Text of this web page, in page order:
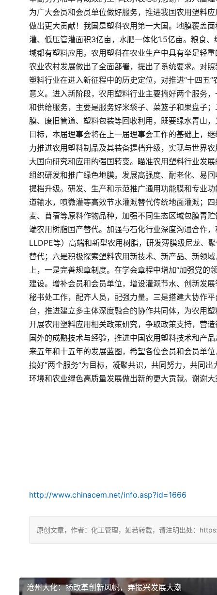
为广大会员和会员单位做好服务，推进我国农用塑料
做出更大贡献！ 我国是塑料农用第一大国。地膜覆盖
灌、低压管灌面积3亿亩，水肥一体化1.5亿亩。粮食
域都有塑料应用。农用塑料在农业生产中具有举足轻
农业农村发展做出了全面部署，提出了系统要求。对
塑料行业在进入新征程中的历史定位，对推进“十四五
意义。 进入新阶段，农用塑料行业主要搞好两个服务
和供给服务，主要是服务好米袋子、菜篮子和果盘子
膜、废旧管道、塑料包装等回收利用，既要绿水青山
目标，本届理事会将在上一届理事会工作的基础上，
力推进农用塑料制品及其装备提档升级，实现与世界
大国向研究和应用的强国转变。瞄准农用塑料行业发
组织研发和推广绿色地膜。发展高强度、耐老化、易
提档升级。研发、生产和示范推广通用功能膜和专业
道输水，喷微灌等高效节水灌溉替代传统地面灌溉；
麦、苜蓿等原料作物品种，加强不同生态区域包膜青
端农用树脂国产替代。加强与石化行业深度沟通合作
LLDPE等）高端和新型农用树脂，研发薄膜级尼龙、
替代； 六是积极探索塑料农用新技术、新产品、新领
上， 一是完善规章制度。在学会章程中增加“加强党的
建设。增补会员和会员单位，增设灌溉节水、创新发
秘书处工作，配齐人员，配强力量。 三是搭建大协作
台，推进建立多主体深度融合的协作共同体，为农用
开展农用塑料应用相关政策研究，争取政策支持，营
国外的成熟技术与经验，推进中国农用塑料技术和产
来五年和十五年的发展蓝图，希望各位会员和会员单
搞好“两个服务”为目标，凝聚共识，共同努力，共同
环境和农业绿色高质量发展做出新的更大贡献。 谢谢大
http://www.chinacem.net/info.asp?id=1666
原创文章，作者：化工管理，如若转载，请注明出处：
沧州大化：扬改革创新风帆，弄振兴发展大潮